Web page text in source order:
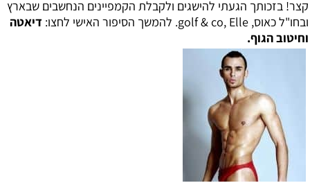
קצר! בזכותך הגעתי להישגים ולקבלת הקמפיינים הנחשבים שבארץ
ובחו"ל כאוס, golf & co, Elle. להמשך הסיפור האישי לחצו:
דיאטה
וחיטוב הגוף.